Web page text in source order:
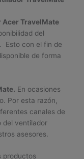
TravelMate
del
Esto con el fin de
de forma
En ocasiones
Por esta razón,
canales de
del ventilador
asesores.
productos